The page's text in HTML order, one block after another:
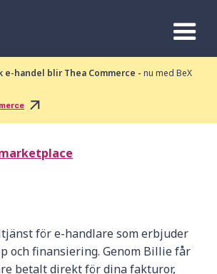
e-handel blir Thea Commerce - nu med BeX
för e-handlare som erbjuder
och finansiering. Genom Billie får
betalt direkt för dina fakturor,